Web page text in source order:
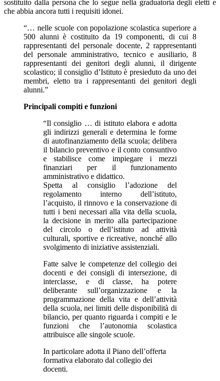
sostituito dalla persona che lo segue nella graduatoria degli eletti e
che abbia ancora tutti i requisiti idonei.
“… nelle scuole con popolazione scolastica superiore a
500 alunni è costituito da 19 componenti, di cui 8
rappresentanti del personale docente, 2 rappresentanti
del personale amministrativo, tecnico e ausiliario, 8
rappresentanti dei genitori degli alunni, il dirigente
scolastico; il consiglio d’Istituto è presieduto da uno dei
membri, eletto tra i rappresentanti dei genitori degli
alunni.”
Principali compiti e funzioni
“Il consiglio … di istituto elabora e adotta
gli indirizzi generali e determina le forme
di autofinanziamento della scuola; delibera
il bilancio preventivo e il conto consuntivo
e stabilisce come impiegare i mezzi
finanziari per il funzionamento
amministrativo e didattico.
Spetta al consiglio l’adozione del
regolamento interno dell’istituto,
l’acquisto, il rinnovo e la conservazione di
tutti i beni necessari alla vita della scuola,
la decisione in merito alla partecipazione
del circolo o dell’istituto ad attività
culturali, sportive e ricreative, nonché allo
svolgimento di iniziative assistenziali.
Fatte salve le competenze del collegio dei
docenti e dei consigli di intersezione, di
interclasse, e di classe, ha potere
deliberante sull’organizzazione e la
programmazione della vita e dell’attività
della scuola, nei limiti delle disponibilità di
bilancio, per quanto riguarda i compiti e le
funzioni che l’autonomia scolastica
attribuisce alle singole scuole.
In particolare adotta il Piano dell’offerta
formativa elaborato dal collegio dei
docenti.